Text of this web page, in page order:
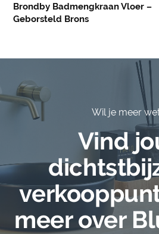
Brondby Badmengkraan Vloer –
Geborsteld Brons
Wil je meer
Vind
meer over